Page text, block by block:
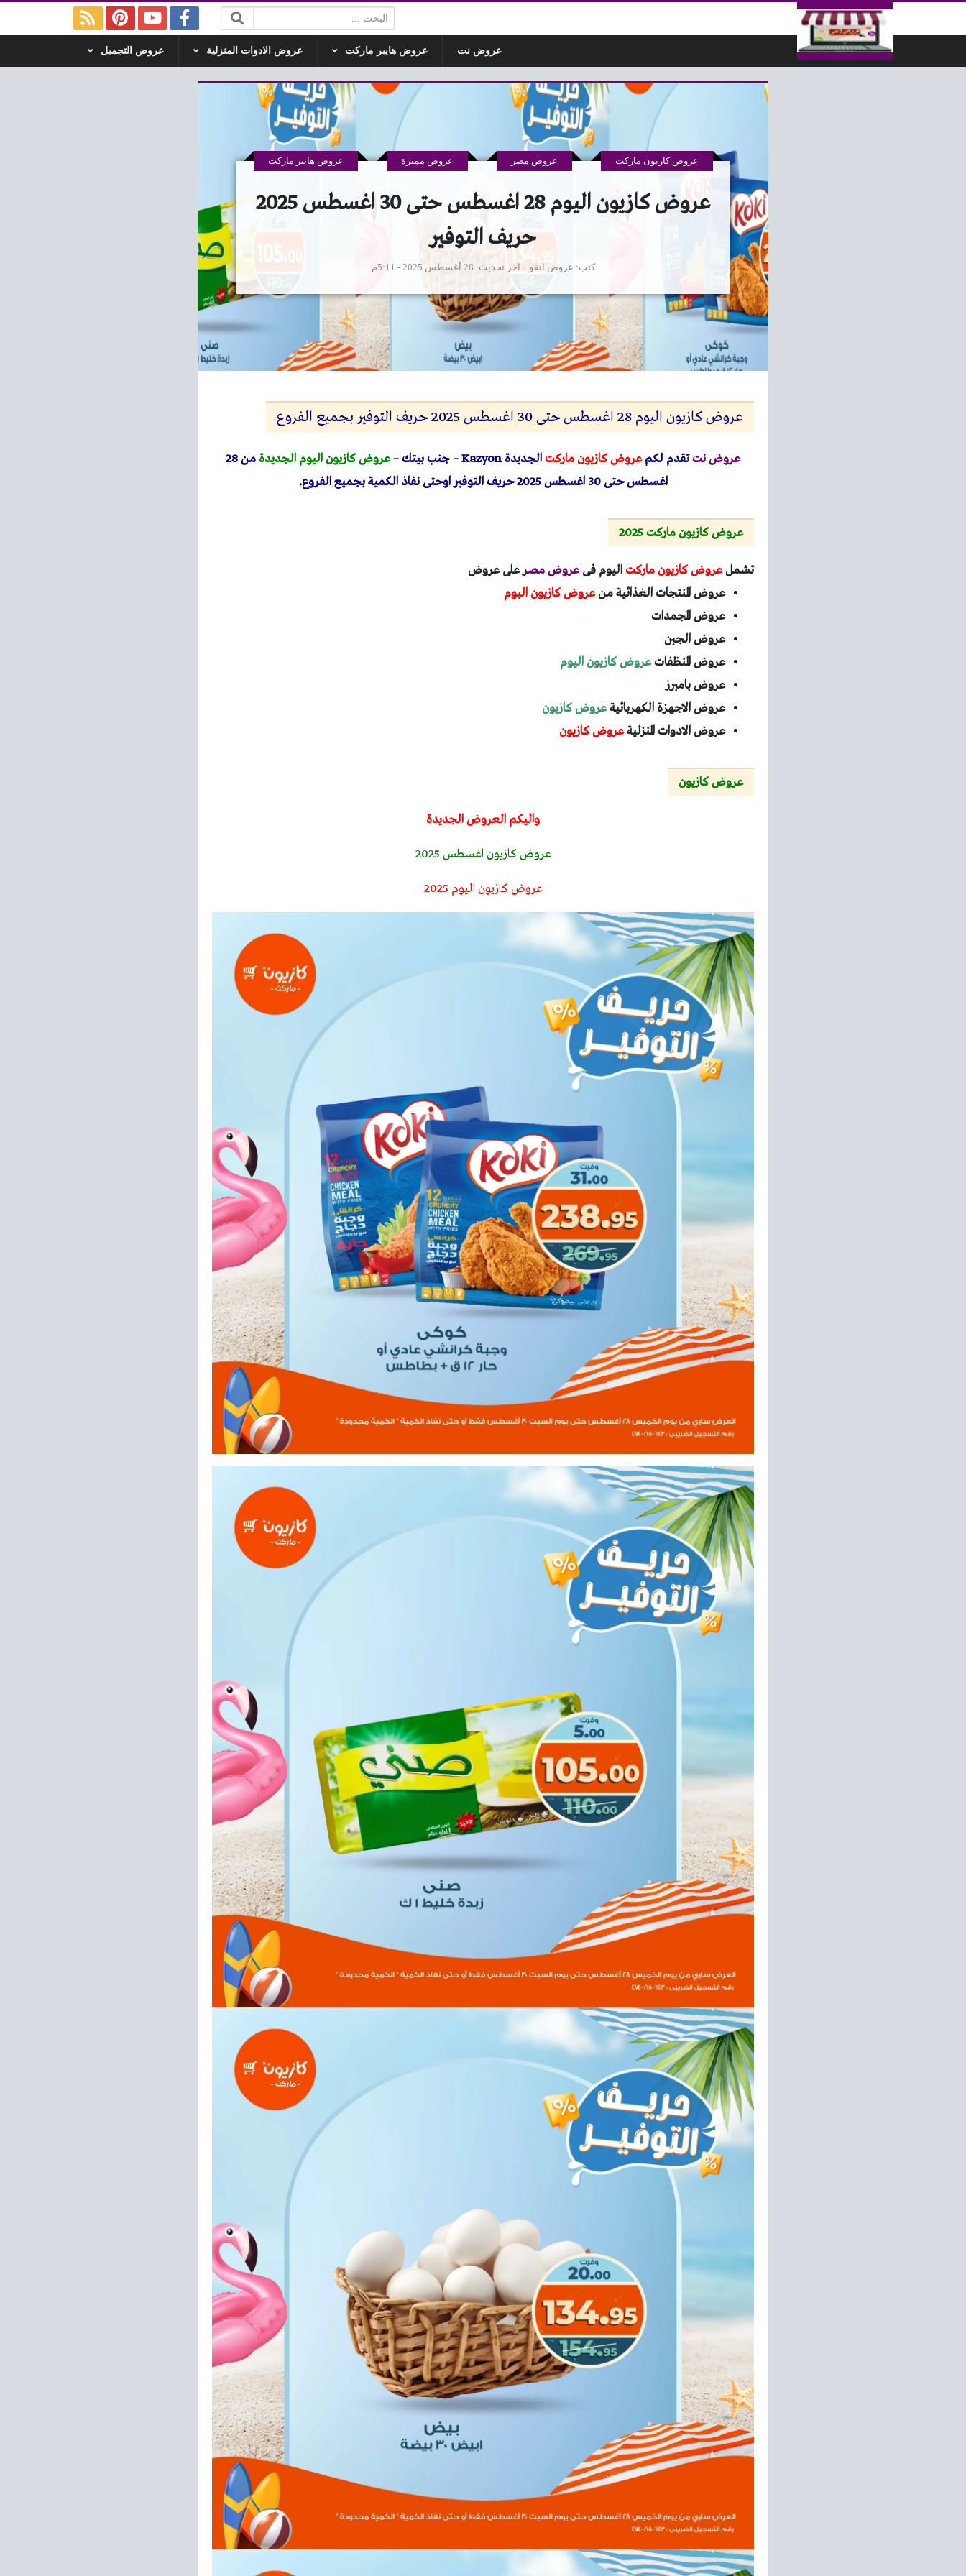
التخطي إلى المحتوى
البحث:
عروض نت عروض هايبر ماركت عروض الادوات المنزلية عروض التجميل
عروض كازيون اليوم 28 اغسطس حتى 30 اغسطس 2025
حريف التوفير
كتب عروض انفو
عروض كازيون ماركت عروض مصر عروض مميزة عروض هايبر ماركت
آخر تحديث 28 أغسطس 2025 - 5:11م
عروض كازيون اليوم 28 اغسطس حتى 30 اغسطس 2025 حريف التوفير بجميع الفروع
عروض نتتقدم لكمعروض كازيون ماركتالجديدة Kazyon– جنب بيتك –عروض كازيون اليوم الجديدة
من 28
اغسطس حتى 30 اغسطس 2025 حريف التوفير اوحتى نفاذ الكمية بجميع الفروع.
عروض كازيون ماركت 2025
تشملعروض كازيون ماركتاليوم فىعروض مصرعلى عروض
عروض المنتجات الغذائية منعروض كازيون البوم
عروض المجمدات
عروض الجبن
عروض المنظفاتعروض كازيون اليوم
عروض بامبرز
عروض الاجهزة الكهربائيةعروض كازيون
عروض الادوات المنزليةعروض كازيون
عروض كازيون
واليكم العروض الجديدة
عروض كازيون اغسطس 2025
عروض كازيون اليوم 2025